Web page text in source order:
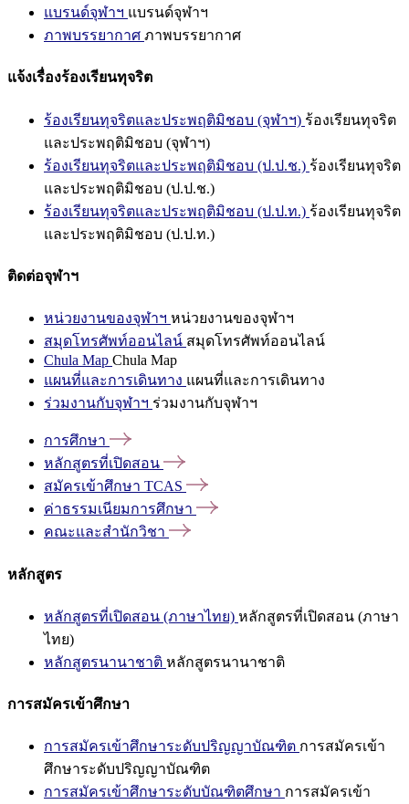
แบรนด์จุฬาฯ แบรนด์จุฬาฯ
ภาพบรรยากาศ ภาพบรรยากาศ
แจ้งเรื่องร้องเรียนทุจริต
ร้องเรียนทุจริตและประพฤติมิชอบ (จุฬาฯ) ร้องเรียนทุจริต
และประพฤติมิชอบ (จุฬาฯ)
ร้องเรียนทุจริตและประพฤติมิชอบ (ป.ป.ช.) ร้องเรียนทุจริต
และประพฤติมิชอบ (ป.ป.ช.)
ร้องเรียนทุจริตและประพฤติมิชอบ (ป.ป.ท.) ร้องเรียนทุจริต
และประพฤติมิชอบ (ป.ป.ท.)
ติดต่อจุฬาฯ
หน่วยงานของจุฬาฯ หน่วยงานของจุฬาฯ
สมุดโทรศัพท์ออนไลน์ สมุดโทรศัพท์ออนไลน์
Chula Map Chula Map
แผนที่และการเดินทาง แผนที่และการเดินทาง
ร่วมงานกับจุฬาฯ ร่วมงานกับจุฬาฯ
การศึกษา
หลักสูตรที่เปิดสอน
สมัครเข้าศึกษา TCAS
ค่าธรรมเนียมการศึกษา
คณะและสำนักวิชา
หลักสูตร
หลักสูตรที่เปิดสอน (ภาษาไทย) หลักสูตรที่เปิดสอน (ภาษา
ไทย)
หลักสูตรนานาชาติ หลักสูตรนานาชาติ
การสมัครเข้าศึกษา
การสมัครเข้าศึกษาระดับปริญญาบัณฑิต การสมัครเข้า
ศึกษาระดับปริญญาบัณฑิต
การสมัครเข้าศึกษาระดับบัณฑิตศึกษา การสมัครเข้า